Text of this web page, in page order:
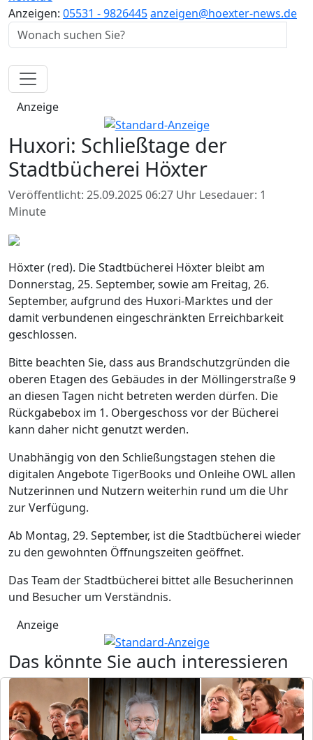
Anzeigen: 05531 - 9826445anzeigen@hoexter-news.de
Anzeige
Huxori: Schließtage der
Stadtbücherei Höxter
Veröffentlicht: 25.09.2025 06:27 Uhr Lesedauer: 1
Minute
Höxter (red). Die Stadtbücherei Höxter bleibt am
Donnerstag, 25. September, sowie am Freitag, 26.
September, aufgrund des Huxori-Marktes und der
damit verbundenen eingeschränkten Erreichbarkeit
geschlossen.
Bitte beachten Sie, dass aus Brandschutzgründen die
oberen Etagen des Gebäudes in der Möllingerstraße 9
an diesen Tagen nicht betreten werden dürfen. Die
Rückgabebox im 1. Obergeschoss vor der Bücherei
kann daher nicht genutzt werden.
Unabhängig von den Schließungstagen stehen die
digitalen Angebote TigerBooks und Onleihe OWL allen
Nutzerinnen und Nutzern weiterhin rund um die Uhr
zur Verfügung.
Ab Montag, 29. September, ist die Stadtbücherei wieder
zu den gewohnten Öffnungszeiten geöffnet.
Das Team der Stadtbücherei bittet alle Besucherinnen
und Besucher um Verständnis.
Anzeige
Das könnte Sie auch interessieren